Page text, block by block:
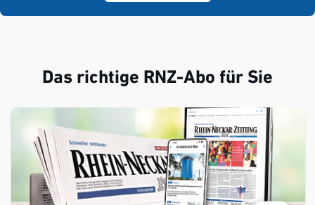
Das richtige RNZ-Abo für Sie